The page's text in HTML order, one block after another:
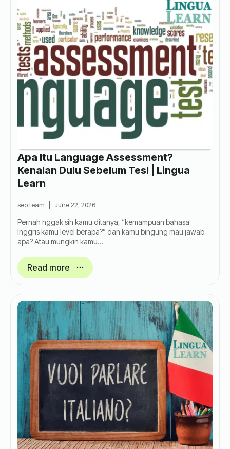
Apa Itu Language Assessment?
Kenalan Dulu Sebelum Tes! | Lingua
Learn
seo team June 22, 2026
Pernah nggak sih kamu ditanya, “kemampuan bahasa
Inggris kamu level berapa?” dan kamu bingung mau jawab
apa? Atau mungkin kamu…
Read more